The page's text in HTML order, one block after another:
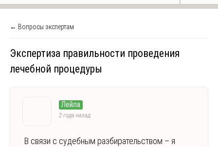
← Вопросы экспертам
Экспертиза правильности проведения
лечебной процедуры
Лейла
2 года назад
В связи с судебным разбирательством – я